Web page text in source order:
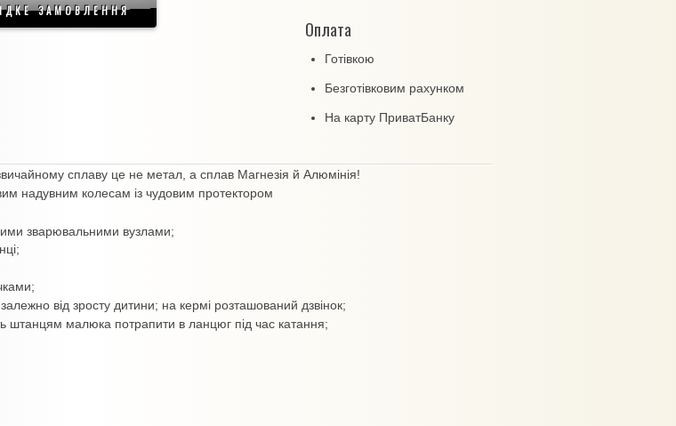
ЗАМОВЛЕННЯ
Оплата
Готівкою
Безготівковим рахунком
На карту ПриватБанку
сплаву це не метал, а сплав Магнезія й Алюмінія!
надувним колесам із чудовим протектором
зварювальними вузлами;
від зросту дитини; на кермі розташований дзвінок;
штанцям малюка потрапити в ланцюг під час катання;